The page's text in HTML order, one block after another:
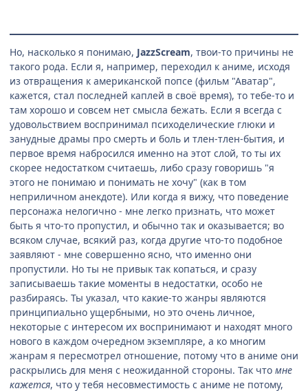
Но, насколько я понимаю, JazzScream, твои-то причины не
такого рода. Если я, например, переходил к аниме, исходя
из отвращения к американской попсе (фильм "Аватар",
кажется, стал последней каплей в своё время), то тебе-то и
там хорошо и совсем нет смысла бежать. Если я всегда с
удовольствием воспринимал психоделические глюки и
занудные драмы про смерть и боль и тлен-тлен-бытия, и
первое время набросился именно на этот слой, то ты их
скорее недостатком считаешь, либо сразу говоришь "я
этого не понимаю и понимать не хочу" (как в том
неприличном анекдоте). Или когда я вижу, что поведение
персонажа нелогично - мне легко признать, что может
быть я что-то пропустил, и обычно так и оказывается; во
всяком случае, всякий раз, когда другие что-то подобное
заявляют - мне совершенно ясно, что именно они
пропустили. Но ты не привык так копаться, и сразу
записываешь такие моменты в недостатки, особо не
разбираясь. Ты указал, что какие-то жанры являются
принципиально ущербными, но это очень личное,
некоторые с интересом их воспринимают и находят много
нового в каждом очередном экземпляре, а ко многим
жанрам я пересмотрел отношение, потому что в аниме они
раскрылись для меня с неожиданной стороны. Так что мне
кажется, что у тебя несовместимость с аниме не потому,